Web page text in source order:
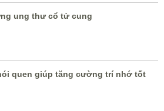
ung thư cổ tử cung
quen giúp tăng cường trí nhớ tốt